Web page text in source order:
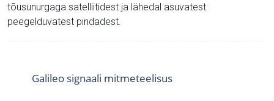
tõusunurgaga satelliitidest ja lähedal asuvatest
peegelduvatest pindadest.
Galileo signaali mitmeteelisus